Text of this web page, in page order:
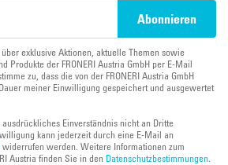
exklusive Aktionen, aktuelle Themen sowie
Produkte der FRONERI Austria GmbH per E-Mail
zu, dass die von der FRONERI Austria GmbH
meiner Einwilligung gespeichert und ausgewertet
Einverständnis nicht an Dritte
kann jederzeit durch eine E-Mail an
widerrufen werden. Weitere Informationen zum
Austria finden Sie in den Datenschutzbestimmungen.